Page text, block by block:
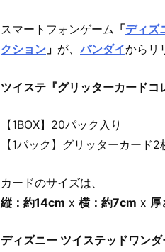
スマートフォンゲーム 「ディズ
クション 」 が、バンダイからリ
ツイステ『グリッターカードコ
【1BOX】20パック入り
【1パック】グリッターカード
カードのサイズは、
縦：約14cm x 横：約7cm x
ディズニー ツイステッドワン